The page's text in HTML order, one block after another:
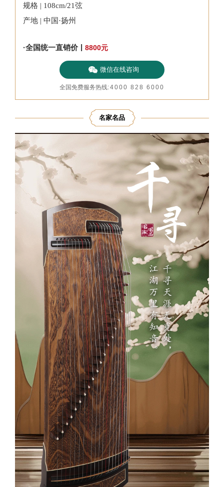
规格 | 108cm/21弦
产地 | 中国·扬州
·全国统一直销价 | 8800元
微信在线咨询
全国免费服务热线:4000 828 6000
名家名品